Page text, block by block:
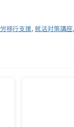
移行支援, 就活対策講座,